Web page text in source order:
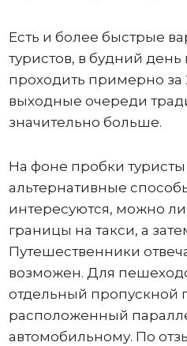
Есть и более быстрые
туристов, в будний день
проходить примерно за
выходные очереди
значительно больше.
На фоне пробки
альтернативные
интересуются, можно
границы на такси, а
Путешественники
возможен. Для
отдельный пропускной
расположенный
автомобильному. По